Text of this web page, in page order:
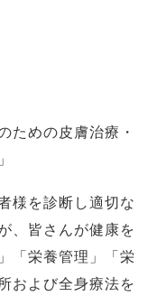
ための皮膚治療・
様を診断し適切な
、皆さんが健康を
「栄養管理」「栄
および全身療法を